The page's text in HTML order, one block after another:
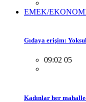
EMEK/
Gıdaya erişim:
09:02 05
Kadınlar her